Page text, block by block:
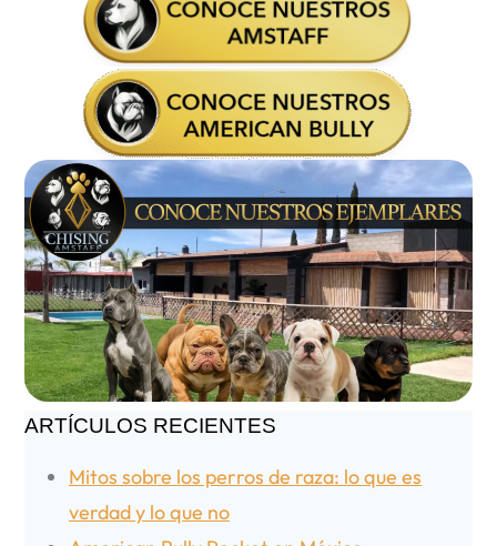
ARTÍCULOS RECIENTES
Mitos sobre los perros de raza: lo que es
verdad y lo que no